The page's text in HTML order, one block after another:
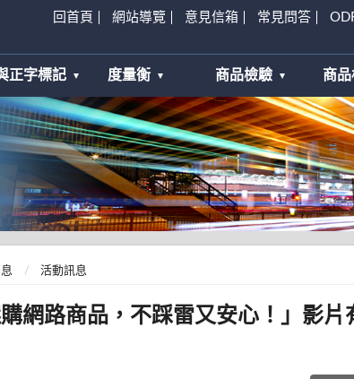
回首頁 網站導覽 意見信箱 常見問答
正字標記 度量衡 商品檢驗 商
活動訊息
網路商品，不踩雷又安心！」影片